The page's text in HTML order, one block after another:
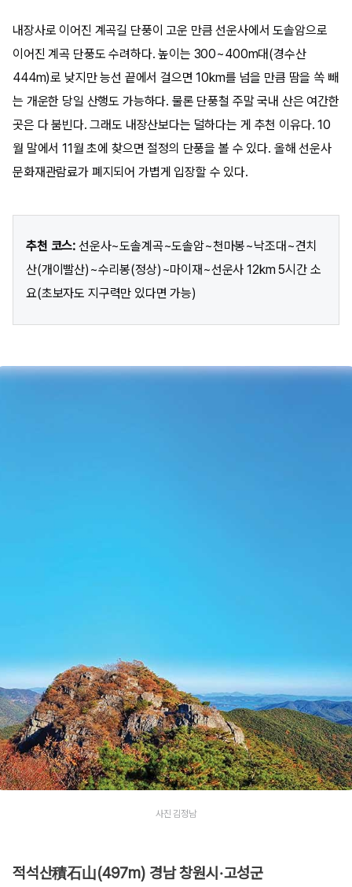
내장사로 이어진 계곡길 단풍이 고운 만큼 선운사에서 도솔암으로
이어진 계곡 단풍도 수려하다. 높이는 300~400m대(경수산
444m)로 낮지만 능선 끝에서 걸으면 10km를 넘을 만큼 땀을 쏙 빼
는 개운한 당일 산행도 가능하다. 물론 단풍철 주말 국내 산은 여간한
곳은 다 붐빈다. 그래도 내장산보다는 덜하다는 게 추천 이유다. 10
월 말에서 11월 초에 찾으면 절정의 단풍을 볼 수 있다. 올해 선운사
문화재관람료가 폐지되어 가볍게 입장할 수 있다.
추천 코스: 선운사~도솔계곡~도솔암~천마봉~낙조대~견치
산(개이빨산)~수리봉(정상)~마이재~선운사 12km 5시간 소
요(초보자도 지구력만 있다면 가능)
사진 김정남
적석산積石山(497m) 경남 창원시·고성군